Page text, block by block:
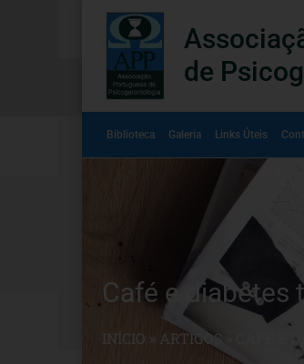
de
Biblioteca Galeria Links Úteis
Café e diabetes
INÍCIO » ARTIGOS CAFÉ E